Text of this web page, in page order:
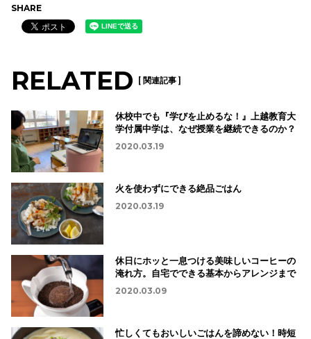
SHARE
RELATED [ 関連記事 ]
休校中でも『学びを止めるな！』上越教育大
学付属中学は、なぜ授業を継続できるのか？
2020.03.19
火を使わずにできる絶品ごはん
2020.03.19
休日にホッと一息つける美味しいコーヒーの
淹れ方。自宅でできる基本からアレンジまで
2020.03.09
忙しくてもおいしいごはんを諦めない！時短